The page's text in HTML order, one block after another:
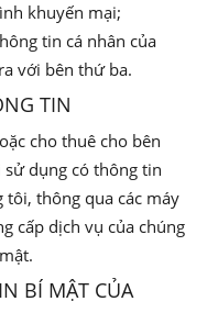
khuyến mại;
tin cá nhân của
với bên thứ ba.
TIN
cho thuê cho bên
dụng có thông tin
thông qua các máy
cấp dịch vụ của chúng
BÍ MẬT CỦA